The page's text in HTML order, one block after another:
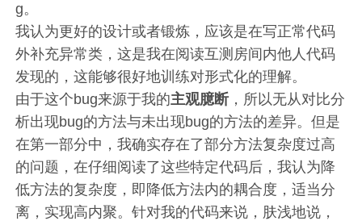
g。
我认为更好的设计或者锻炼，应该是在写正常代码
外补充异常类，这是我在阅读互测房间内他人代码
发现的，这能够很好地训练对形式化的理解。
由于这个bug来源于我的主观臆断，所以无从对比分
析出现bug的方法与未出现bug的方法的差异。但是
在第一部分中，我确实存在了部分方法复杂度过高
的问题，在仔细阅读了这些特定代码后，我认为降
低方法的复杂度，即降低方法内的耦合度，适当分
离，实现高内聚。针对我的代码来说，肤浅地说，